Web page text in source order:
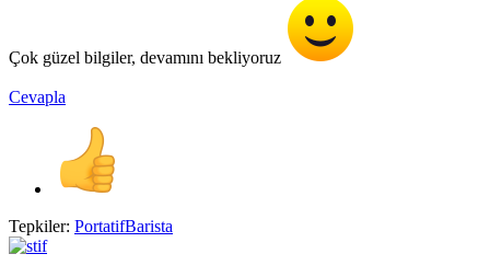
Çok güzel bilgiler, devamını bekliyoruz
Cevapla
Tepkiler: PortatifBarista